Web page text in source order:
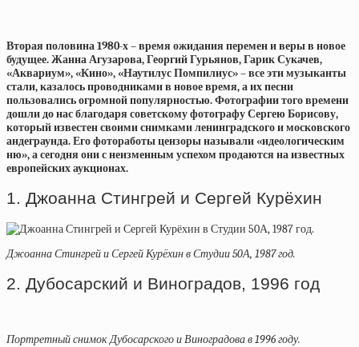
Вторая половина 1980-х – время ожидания перемен и веры в новое
будущее. Жанна Агузарова, Георгий Гурьянов, Гарик Сукачев,
«Аквариум», «Кино», «Наутилус Помпилиус» – все эти музыканты
стали, казалось проводниками в новое время, а их песни
пользовались огромной популярностью. Фотографии того времени
дошли до нас благодаря советскому фотографу Сергею Борисову,
который известен своими снимками ленинградского и московского
андеграунда. Его фотоработы цензоры называли «идеологическим
ню», а сегодня они с неизменным успехом продаются на известных
европейских аукционах.
1. Джоанна Стингрей и Сергей Курёхин
Джоанна Стингрей и Сергей Курёхин в Студии 50А, 1987 год.
2. Дубосарский и Виноградов, 1996 год
Портретный снимок Дубосарского и Виноградова в 1996 году.